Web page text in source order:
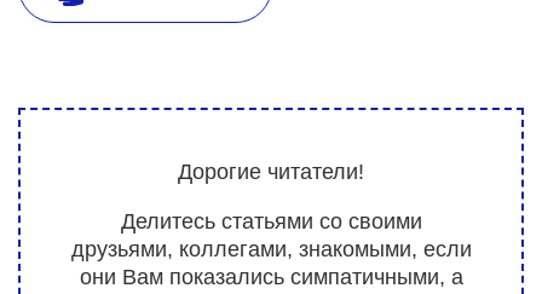
Дорогие читатели!
Делитесь статьями со своими
друзьями, коллегами, знакомыми, если
они Вам показались симпатичными, а